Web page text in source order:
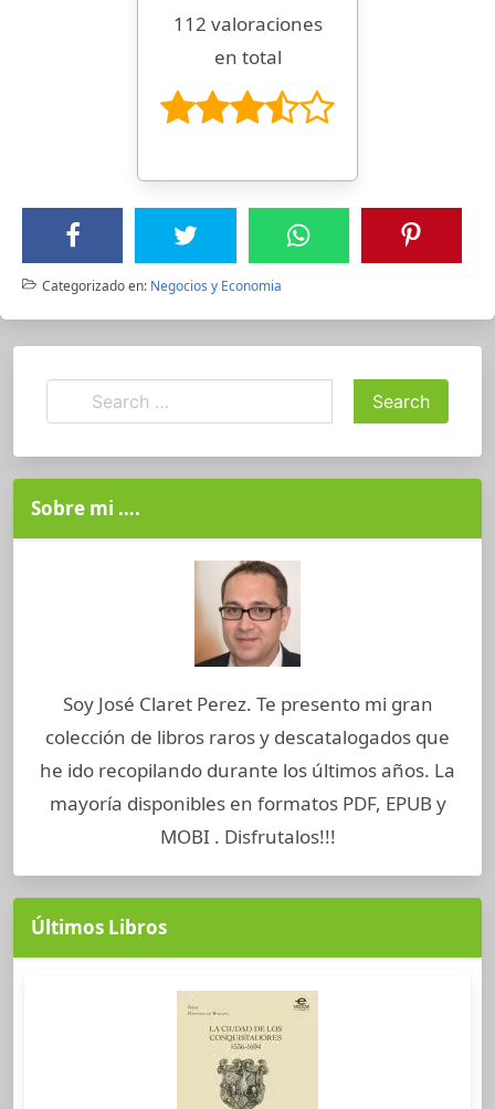
112 valoraciones
en total
Categorizado en: Negocios y Economia
Sobre mi ….
Soy José Claret Perez. Te presento mi gran
colección de libros raros y descatalogados que
he ido recopilando durante los últimos años. La
mayoría disponibles en formatos PDF, EPUB y
MOBI . Disfrutalos!!!
Últimos Libros